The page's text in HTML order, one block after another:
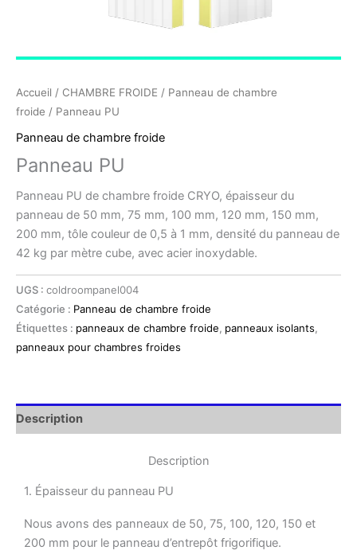
Accueil / CHAMBRE FROIDE / Panneau de chambre
froide / Panneau PU
Panneau de chambre froide
Panneau PU
Panneau PU de chambre froide CRYO, épaisseur du
panneau de 50 mm, 75 mm, 100 mm, 120 mm, 150 mm,
200 mm, tôle couleur de 0,5 à 1 mm, densité du panneau de
42 kg par mètre cube, avec acier inoxydable.
UGS : coldroompanel004
Catégorie : Panneau de chambre froide
Étiquettes : panneaux de chambre froide, panneaux isolants,
panneaux pour chambres froides
Description
Description
1. Épaisseur du panneau PU
Nous avons des panneaux de 50, 75, 100, 120, 150 et
200 mm pour le panneau d’entrepôt frigorifique.